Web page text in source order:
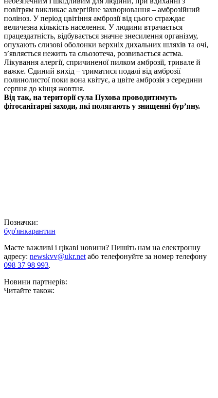
повітрям викликає алергійне захворювання – амброзійний
поліноз. У період цвітіння амброзії від цього страждає
величезна кількість населення. У людини втрачається
працездатність, відбувається значне знесилення організму,
опухають слизові оболонки верхніх дихальних шляхів та очі,
з’являється нежить та сльозотеча, розвивається астма.
Лікування алергії, спричиненої пилком амброзії, тривале й
важке. Єдиний вихід – триматися подалі від амброзії
полинолистої поки вона квітує, а цвіте амброзія з середини
серпня до кінця жовтня.
Від так, на території сула Пухова проводитимуть
фітосанітарні заходи, які полягають у знищенні бур’яну.
Позначки:
бур'янкарантин
Маєте важливі і цікаві новини? Пишіть нам на електронну
адресу: newskvv@ukr.netабо телефонуйте за номер телефону
098 37 98 993.
Новини партнерів:
Читайте також: